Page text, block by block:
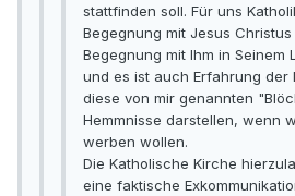
stattfinden soll. Für uns
Begegnung mit Jesus
Begegnung mit Ihm in Seinem
und es ist auch Erfahrung der
diese von mir genannten
Hemmnisse darstellen, wenn
werben wollen.
Die Katholische Kirche
eine faktische